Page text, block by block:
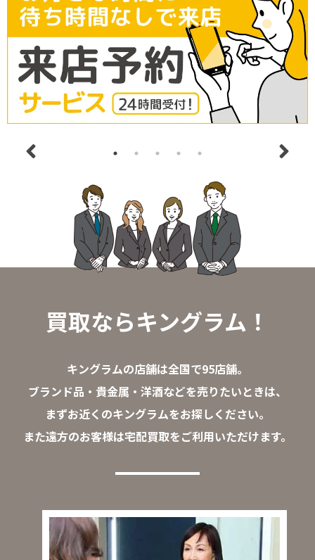
買取ならキングラム！
キングラムの店舗は全国で95店舗。
ブランド品・貴金属・洋酒などを売りたいときは、
まずお近くのキングラムをお探しください。
また遠方のお客様は宅配買取をご利用いただけます。